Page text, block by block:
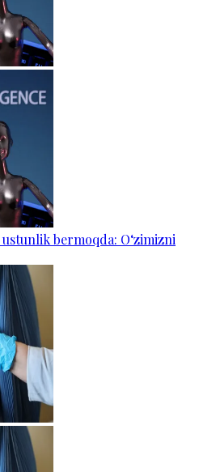
bermoqda: O‘zimizni